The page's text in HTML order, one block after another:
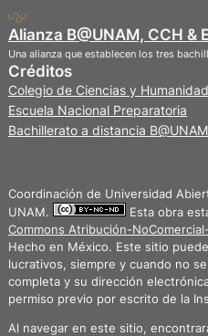
Alianza B@UNAM, CCH &
Una alianza que establecen los tres
Créditos
Colegio de Ciencias y
Escuela Nacional Preparatoria
Bachillerato a distancia B@UNAM
Coordinación de Universidad
UNAM.
Esta obra
Commons Atribución-
Hecho en México. Este sitio
lucrativos, siempre y cuando no
completa y su dirección
permiso previo por escrito de la
Al navegar en este sitio,